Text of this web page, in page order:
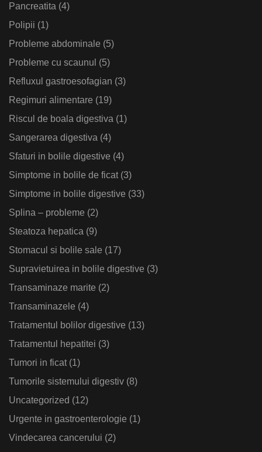
Pancreatita (4)
Polipii (1)
Probleme abdominale (5)
Probleme cu scaunul (5)
Refluxul gastroesofagian (3)
Regimuri alimentare (19)
Riscul de boala digestiva (1)
Sangerarea digestiva (4)
Sfaturi in bolile digestive (4)
Simptome in bolile de ficat(3)
Simptome in bolile digestive (33)
Splina – probleme (2)
Steatoza hepatica (9)
Stomacul si bolile sale (17)
Supravietuirea in bolile digestive (3)
Transaminaze marite (2)
Transaminazele (4)
Tratamentul bolilor digestive (13)
Tratamentul hepatitei (3)
Tumori in ficat(1)
Tumorile sistemului digestiv (8)
Uncategorized (12)
Urgente in gastroenterologie (1)
Vindecarea cancerului (2)